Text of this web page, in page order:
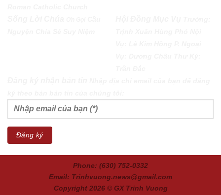
Phone: (630) 752-0332
Email: Trinhvuong.news@gmail.com
Copyright 2026 © GX Trinh Vuong